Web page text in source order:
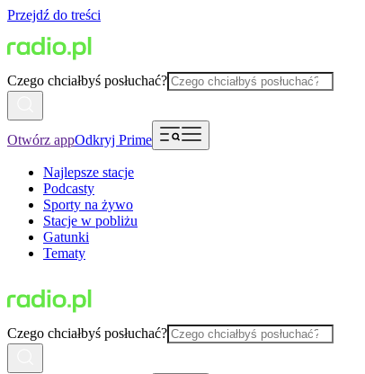
Przejdź do treści
Czego chciałbyś posłuchać?
Otwórz appOdkryj Prime
Najlepsze stacje
Podcasty
Sporty na żywo
Stacje w pobliżu
Gatunki
Tematy
Czego chciałbyś posłuchać?